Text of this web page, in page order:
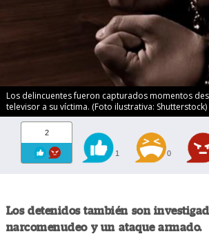
Los delincuentes fueron capturados momentos
televisor a su víctima. (Foto ilustrativa: Shutterstock)
2
1 0
Los detenidos también son
narcomenudeo y un ataque armado.